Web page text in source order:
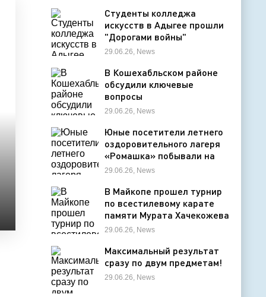
Студенты колледжа
искусств в Адыгее прошли
"Дорогами войны"
29.06.26, News
В Кошехабльском районе
обсудили ключевые
вопросы
жизнедеятельности
29.06.26, News
Юные посетители летнего
оздоровительного лагеря
«Ромашка» побывали на
экскурсии в Дондуковском
29.06.26, News
В Майкопе прошел турнир
по всестилевому карате
памяти Мурата Хачекожева
29.06.26, News
Максимальный результат
сразу по двум предметам!
29.06.26, News